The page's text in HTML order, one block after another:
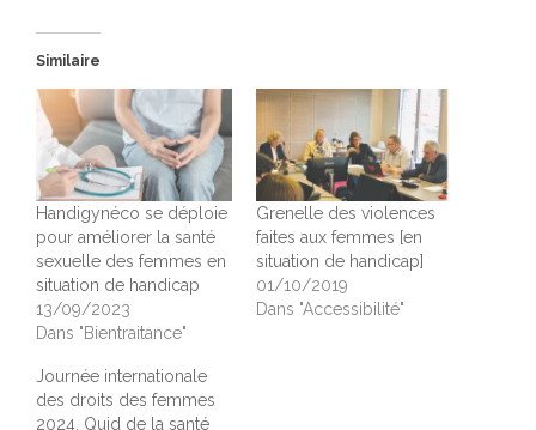
Similaire
Handigynéco se déploie
pour améliorer la santé
sexuelle des femmes en
situation de handicap
13/09/2023
Dans "Bientraitance"
Grenelle des violences
faites aux femmes [en
situation de handicap]
01/10/2019
Dans "Accessibilité"
Journée internationale
des droits des femmes
2024. Quid de la santé